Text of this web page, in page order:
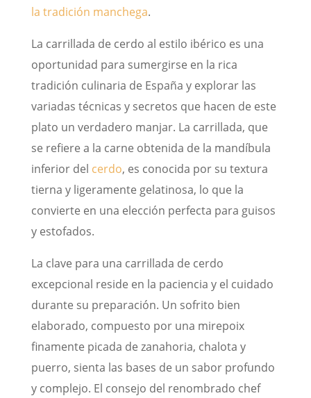
la tradición manchega.
La carrillada de cerdo al estilo ibérico es una
oportunidad para sumergirse en la rica
tradición culinaria de España y explorar las
variadas técnicas y secretos que hacen de este
plato un verdadero manjar. La carrillada, que
se refiere a la carne obtenida de la mandíbula
inferior del cerdo, es conocida por su textura
tierna y ligeramente gelatinosa, lo que la
convierte en una elección perfecta para guisos
y estofados.
La clave para una carrillada de cerdo
excepcional reside en la paciencia y el cuidado
durante su preparación. Un sofrito bien
elaborado, compuesto por una mirepoix
finamente picada de zanahoria, chalota y
puerro, sienta las bases de un sabor profundo
y complejo. El consejo del renombrado chef